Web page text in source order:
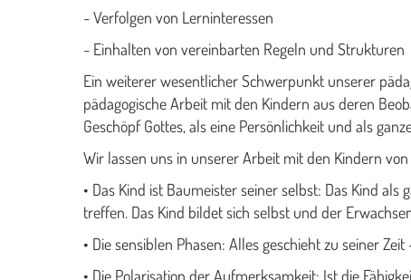
- Verfolgen von Lerninteressen
- Einhalten von vereinbarten Regeln und Strukturen
Ein weiterer wesentlicher Schwerpunkt unserer
pädagogische Arbeit mit den Kindern aus deren
Geschöpf Gottes, als eine Persönlichkeit und als
Wir lassen uns in unserer Arbeit mit den Kindern
• Das Kind ist Baumeister seiner selbst: Das Kind
treffen. Das Kind bildet sich selbst und der
• Die sensiblen Phasen: Alles geschieht zu seiner
• Die Polarisation der Aufmerksamkeit: Ist die